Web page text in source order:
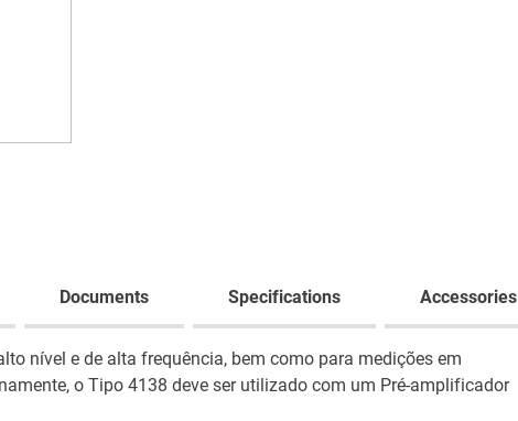
Documents Specifications Accessories
nível e de alta frequência, bem como para medições em
o Tipo 4138 deve ser utilizado com um Pré-amplificador